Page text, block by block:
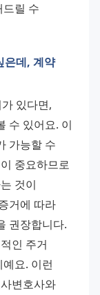
릴 수
은데, 계약
있다면,
수 있어요. 이
가능할 수
중요하므로
것이
거에 따라
권장합니다.
인 주거
요. 이런
변호사와